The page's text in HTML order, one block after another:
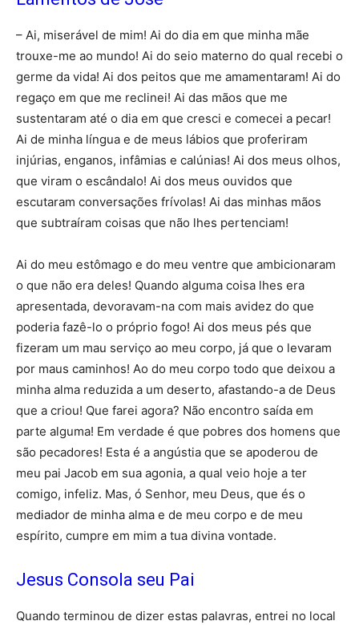
– Ai, miserável de mim! Ai do dia em que minha mãe
trouxe-me ao mundo! Ai do seio materno do qual recebi o
germe da vida! Ai dos peitos que me amamentaram! Ai do
regaço em que me reclinei! Ai das mãos que me
sustentaram até o dia em que cresci e comecei a pecar!
Ai de minha língua e de meus lábios que proferiram
injúrias, enganos, infâmias e calúnias! Ai dos meus olhos,
que viram o escândalo! Ai dos meus ouvidos que
escutaram conversações frívolas! Ai das minhas mãos
que subtraíram coisas que não lhes pertenciam!
Ai do meu estômago e do meu ventre que ambicionaram
o que não era deles! Quando alguma coisa lhes era
apresentada, devoravam-na com mais avidez do que
poderia fazê-lo o próprio fogo! Ai dos meus pés que
fizeram um mau serviço ao meu corpo, já que o levaram
por maus caminhos! Ao do meu corpo todo que deixou a
minha alma reduzida a um deserto, afastando-a de Deus
que a criou! Que farei agora? Não encontro saída em
parte alguma! Em verdade é que pobres dos homens que
são pecadores! Esta é a angústia que se apoderou de
meu pai Jacob em sua agonia, a qual veio hoje a ter
comigo, infeliz. Mas, ó Senhor, meu Deus, que és o
mediador de minha alma e de meu corpo e de meu
espírito, cumpre em mim a tua divina vontade.
Jesus Consola seu Pai
Quando terminou de dizer estas palavras, entrei no local